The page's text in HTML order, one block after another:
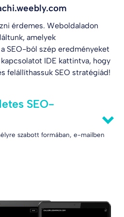
érdemes. Weboldaladon
amelyek
SEO-ból szép eredményeket
IDE kattintva, hogy
felállíthassuk SEO stratégiád!
SEO-
szabott formában, e-mailben